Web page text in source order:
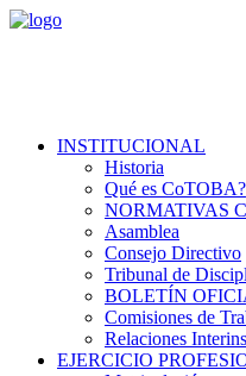
INSTITUCIONAL
Historia
Qué es CoTOBA?
NORMATIVAS
Asamblea
Consejo Directivo
Tribunal de
BOLETÍN
Comisiones de
Relaciones
EJERCICIO